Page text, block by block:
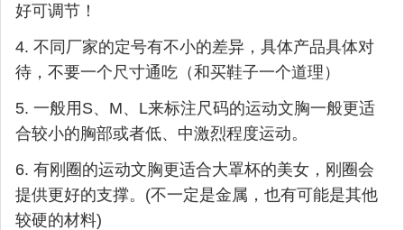
好可调节！
4. 不同厂家的定号有不小的差异，具体产品具体对
待，不要一个尺寸通吃（和买鞋子一个道理）
5. 一般用S、M、L来标注尺码的运动文胸一般更适
合较小的胸部或者低、中激烈程度运动。
6. 有刚圈的运动文胸更适合大罩杯的美女，刚圈会
提供更好的支撑。(不一定是金属，也有可能是其他
较硬的材料)